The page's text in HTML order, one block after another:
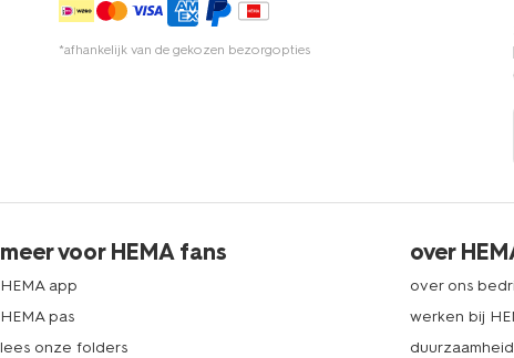
*afhankelijk van de gekozen bezorgopties
meer voor HEMA fans
HEMA app
HEMA pas
lees onze folders
over
over ons
werken bij
duurzaamheid